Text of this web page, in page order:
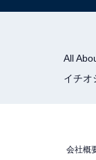
All
イチオ
会社概